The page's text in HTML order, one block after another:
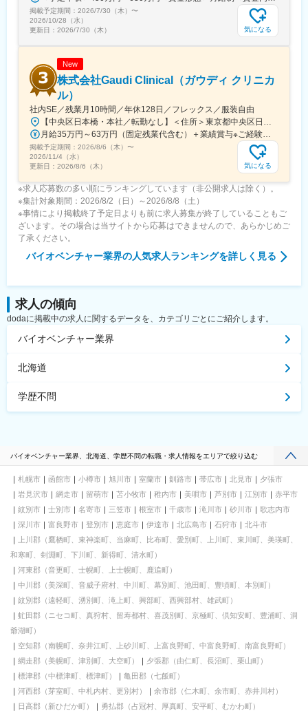
す。
国家プロジェクトや大手企業との共同研究も進行中で、日本のも
のづくりに新しい常識を生み出す挑戦を続けています。
掲載予定期間： 2026/7/30（木） 〜
2026/10/28（水）
更新日： 2026/7/30（木） 気になる
New
株式会社Gaudi Clinical（ガウディ クリニカ
ル）
社内SE／残業月10時間／年休128日／フレックス／服装自由
掲載予定期間： 2026/8/6（木） 〜
2026/11/4（水）
更新日： 2026/8/6（木） 気になる
※求人応募数の多い順にランキングしています（非公開求人は除く）。
※集計対象期間：2026/8/2（日）～2026/8/8（土）
※事情により掲載終了予定日よりも前に求人募集が終了していることもご
ざいます。その場合は当サイトから応募はできませんので、あらかじめご
了承ください。
バイオベンチャー業界の人気求人ランキングを詳しく見る
求人の傾向
dodaに掲載中の求人に関するデータを、カテゴリごとにご紹介します。
バイオベンチャー業界
北海道
学歴不問
バイオベンチャー業界、北海道、学歴不問の転職・求人情報をエリアで絞り込む
札幌市 函館市 小樽市 旭川市 室蘭市 釧路市 帯広市 北見市
夕張市
岩見沢市
網走市 留萌市 苫小牧市 稚内市 美唄市 芦別市 江別市
赤平市
紋別市
士別市 名寄市 三笠市 根室市 千歳市 滝川市 砂川市
歌志内市
深川市
富良野市 登別市 恵庭市 伊達市 北広島市 石狩市
北斗市
上川郡（鷹栖町、東神楽町、当麻町、比布町、愛別町、上川町、東川町、美瑛町、
和寒町、剣淵町、下川町、新得町、清水町）
河東郡（音更町、士幌町、上士幌町、鹿追町）
中川郡（美深町、音威子府村、中川町、幕別町、池田町、豊頃町、本別町）
紋別郡（遠軽町、湧別町、滝上町、興部町、西興部村、雄武町）
虻田郡（ニセコ町、真狩村、留寿都村、喜茂別町、京極町、倶知安町、豊浦町、洞
爺湖町）
空知郡（南幌町、奈井江町、上砂川町、上富良野町、中富良野町、南富良野町）
網走郡（美幌町、津別町、大空町）
夕張郡（由仁町、長沼町、栗山町）
標津郡（中標津町、標津町）
亀田郡（七飯町）
河西郡（芽室町、中札内村、更別村）
余市郡（仁木町、余市町、赤井川村）
日高郡（新ひだか町）
勇払郡（占冠村、厚真町、安平町、むかわ町）